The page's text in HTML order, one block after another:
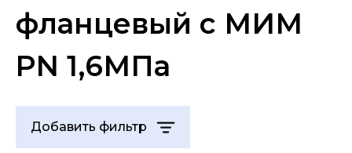
фланцевый с МИМ
PN 1,6МПа
Добавить фильтр